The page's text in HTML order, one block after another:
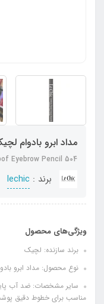
مداد ابرو بادوام لچیک
Eyebrow Pencil 504
برند : lechic
ویژگی‌های محصول
برند سازنده: لچیک
نوع محصول: مداد ابرو
سایر مشخصات: ضد آب
مناسب برای خطوط دقیق